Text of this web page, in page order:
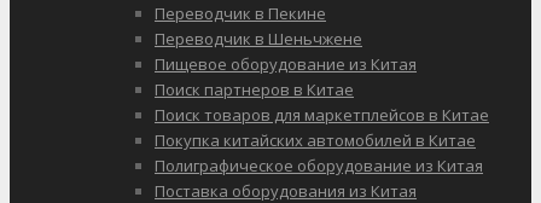
Переводчик в Пекине
Переводчик в Шеньчжене
Пищевое оборудование из Китая
Поиск партнеров в Китае
Поиск товаров для маркетплейсов в Китае
Покупка китайских автомобилей в Китае
Полиграфическое оборудование из Китая
Поставка оборудования из Китая